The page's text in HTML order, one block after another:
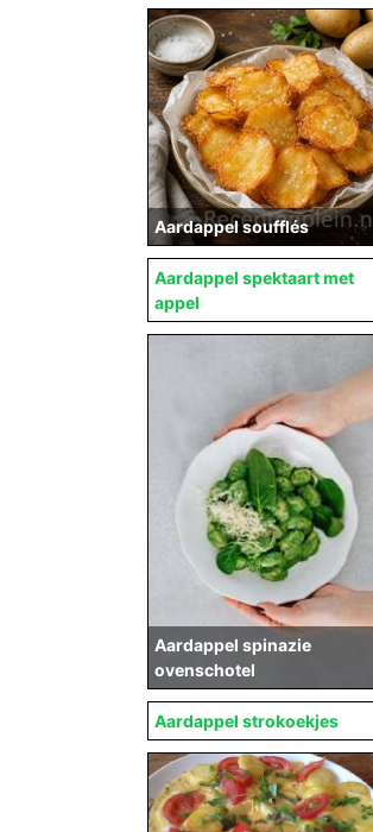
Aardappel soufflés
Aardappel spektaart met
appel
Aardappel spinazie
ovenschotel
Aardappel strokoekjes